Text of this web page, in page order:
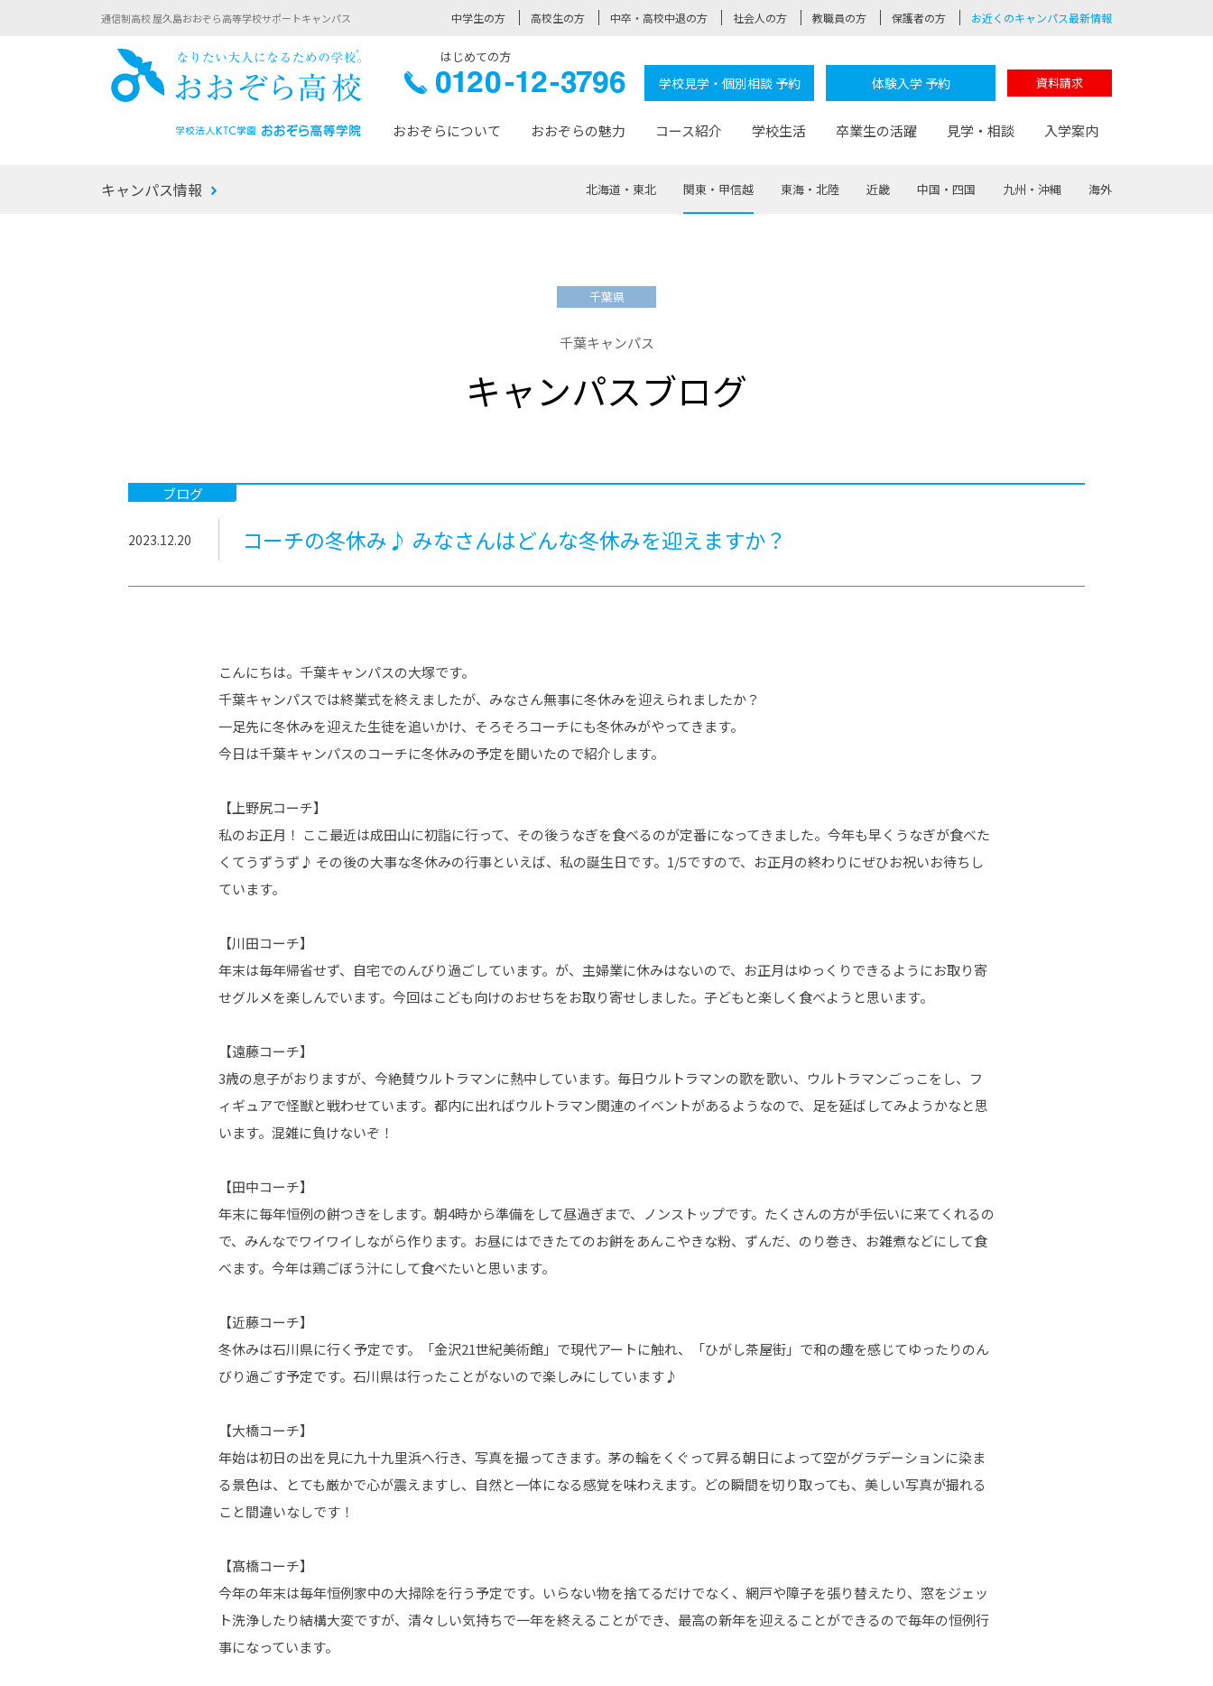
通信制高校 屋久島おおぞら高等学校サポートキャンパス 中学生の方 高校生の方 中卒・高校中退の方 社会人の方 教職員の方 保護者の方 お近くのキャンパス最新情報
おおぞら高校はじめての方
0120-学校見学・個別相談 予約 体験入学 予約 資料請求
おおぞらについて
おおぞらについて トップページ
おおぞら高校とは
サポート
おおぞらの魅力
おおぞらの魅力 トップページ
なりたい大人になるための体験
-社会の架け橋プログラム®
コース紹介
コース紹介 トップページ
-進学コース
-基礎コース
学校生活
学校生活 トップページ
先輩の声 おおぞら100選
卒業生の活躍
卒業生の活躍 トップページ
見学・相談
見学・相談 トップページ
入学案内
入学案内 トップページ
卒業までの流れ
キャンパス情報 北海道・東北 関東・甲信越 東海・北陸 近畿 中国・四国 九州・沖縄 海外
千葉県
千葉キャンパス
キャンパスブログ
ブログ
2023.12.20 コーチの冬休み♪ みなさんはどんな冬休みを迎えますか？
こんにちは。千葉キャンパスの大塚です。
千葉キャンパスでは終業式を終えましたが、みなさん無事に冬休みを迎えられましたか？
一足先に冬休みを迎えた生徒を追いかけ、そろそろコーチにも冬休みがやってきます。
今日は千葉キャンパスのコーチに冬休みの予定を聞いたので紹介します。
【上野尻コーチ】
私のお正月！ ここ最近は成田山に初詣に行って、その後うなぎを食べるのが定番になってきました。今年も早くうなぎが食べた
くてうずうず♪ その後の大事な冬休みの行事といえば、私の誕生日です。1/5ですので、お正月の終わりにぜひお祝いお待ちし
ています。
【川田コーチ】
年末は毎年帰省せず、自宅でのんびり過ごしています。が、主婦業に休みはないので、お正月はゆっくりできるようにお取り寄
せグルメを楽しんでいます。今回はこども向けのおせちをお取り寄せしました。子どもと楽しく食べようと思います。
【遠藤コーチ】
3歳の息子がおりますが、今絶賛ウルトラマンに熱中しています。毎日ウルトラマンの歌を歌い、ウルトラマンごっこをし、フ
ィギュアで怪獣と戦わせています。都内に出ればウルトラマン関連のイベントがあるようなので、足を延ばしてみようかなと思
います。混雑に負けないぞ！
【田中コーチ】
年末に毎年恒例の餅つきをします。朝4時から準備をして昼過ぎまで、ノンストップです。たくさんの方が手伝いに来てくれるの
で、みんなでワイワイしながら作ります。お昼にはできたてのお餅をあんこやきな粉、ずんだ、のり巻き、お雑煮などにして食
べます。今年は鶏ごぼう汁にして食べたいと思います。
【近藤コーチ】
冬休みは石川県に行く予定です。「金沢21世紀美術館」で現代アートに触れ、「ひがし茶屋街」で和の趣を感じてゆったりのん
びり過ごす予定です。石川県は行ったことがないので楽しみにしています♪
【大橋コーチ】
年始は初日の出を見に九十九里浜へ行き、写真を撮ってきます。茅の輪をくぐって昇る朝日によって空がグラデーションに染ま
る景色は、とても厳かで心が震えますし、自然と一体になる感覚を味わえます。どの瞬間を切り取っても、美しい写真が撮れる
こと間違いなしです！
【髙橋コーチ】
今年の年末は毎年恒例家中の大掃除を行う予定です。いらない物を捨てるだけでなく、網戸や障子を張り替えたり、窓をジェッ
ト洗浄したり結構大変ですが、清々しい気持ちで一年を終えることができ、最高の新年を迎えることができるので毎年の恒例行
事になっています。